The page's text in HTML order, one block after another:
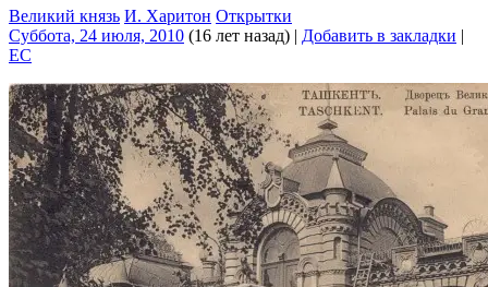
Великий князь И. Харитон Открытки
Суббота, 24 июля, 2010 (16 лет назад) | Добавить в закладки |
EC